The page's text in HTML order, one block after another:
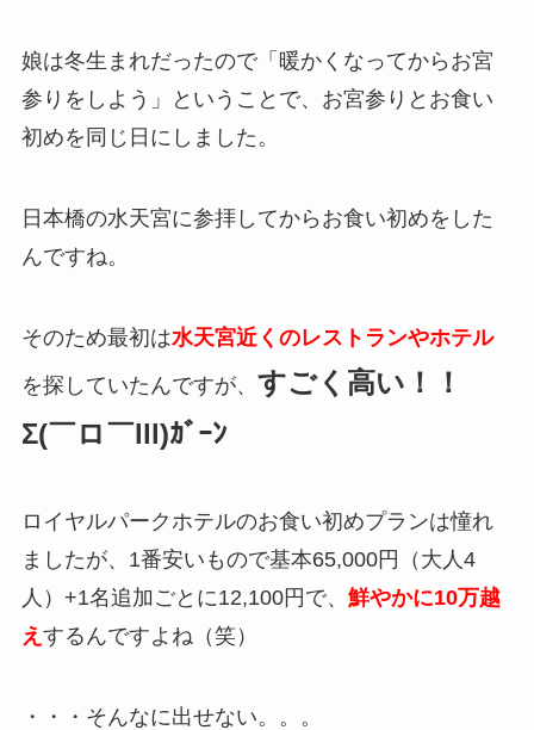
娘は冬生まれだったので「暖かくなってからお宮
参りをしよう」ということで、お宮参りとお食い
初めを同じ日にしました。
日本橋の水天宮に参拝してからお食い初めをした
んですね。
そのため最初は水天宮近くのレストランやホテル
を探していたんですが、 すごく高い！！
Σ(￣ロ￣lll)ｶﾞｰﾝ
ロイヤルパークホテルのお食い初めプランは憧れ
ましたが、1番安いもので基本65,000円（大人4
人）+1名追加ごとに12,100円で、 鮮やかに10万越
え するんですよね（笑）
・・・そんなに出せない。。。